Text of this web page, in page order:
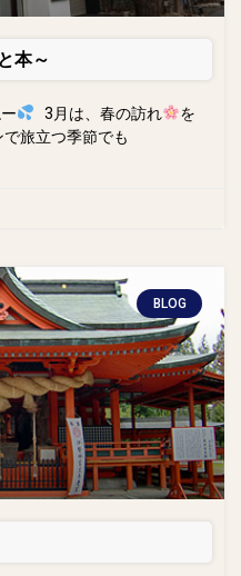
本～
3月は、春の訪れ
を
旅立つ季節でも
BLOG